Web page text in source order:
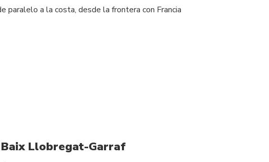
paralelo a la costa, desde la frontera con Francia
Llobregat-Garraf